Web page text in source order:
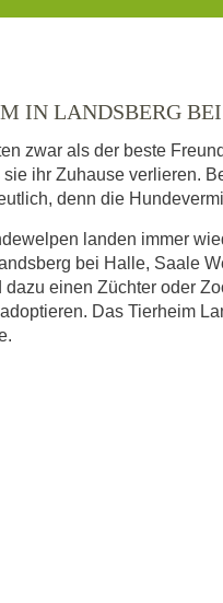
E-Mail*
IN LANDSBERG
zwar als der beste
sie ihr Zuhause verlieren.
denn die
landen immer
bei Halle, Saale
dazu einen Züchter oder
Das Tierheim